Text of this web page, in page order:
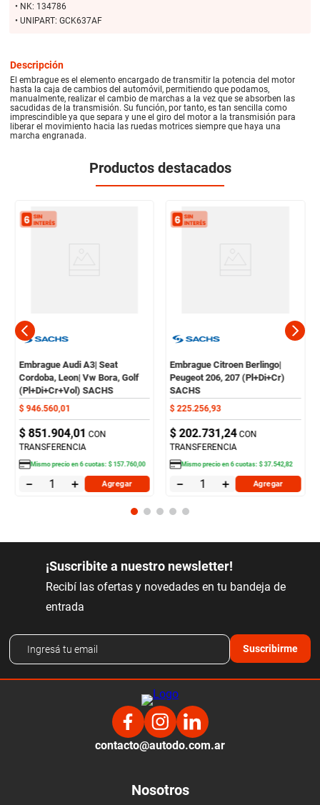
• NK: 134786
• UNIPART: GCK637AF
Descripción
El embrague es el elemento encargado de transmitir la potencia del motor
hasta la caja de cambios del automóvil, permitiendo que podamos,
manualmente, realizar el cambio de marchas a la vez que se absorben las
sacudidas de la transmisión. Su función, por tanto, es tan sencilla como
imprescindible ya que separa y une el giro del motor a la transmisión para
liberar el movimiento hacia las ruedas motrices siempre que haya una
marcha engranada.
Productos destacados
Embrague Audi A3| Seat
Cordoba, Leon| Vw Bora, Golf
(Pl+Di+Cr+Vol) SACHS
$ 946.560,01
$ 851.904,01 CON
TRANSFERENCIA
Mismo precio en6cuotas:$ 157.760,00
＋
－ Agregar
Embrague Citroen Berlingo|
Peugeot 206, 207 (Pl+Di+Cr)
SACHS
$ 225.256,93
$ 202.731,24 CON
TRANSFERENCIA
Mismo precio en6cuotas:$ 37.542,82
＋
－ Agregar
¡Suscribite a nuestro newsletter!
Recibí las ofertas y novedades en tu bandeja de
entrada
Suscribirme
contacto@autodo.com.ar
Nosotros